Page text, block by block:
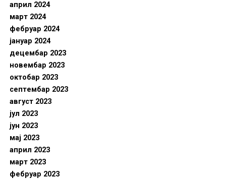
април 2024
март 2024
фебруар 2024
јануар 2024
децембар 2023
новембар 2023
октобар 2023
септембар 2023
август 2023
јул 2023
јун 2023
мај 2023
април 2023
март 2023
фебруар 2023